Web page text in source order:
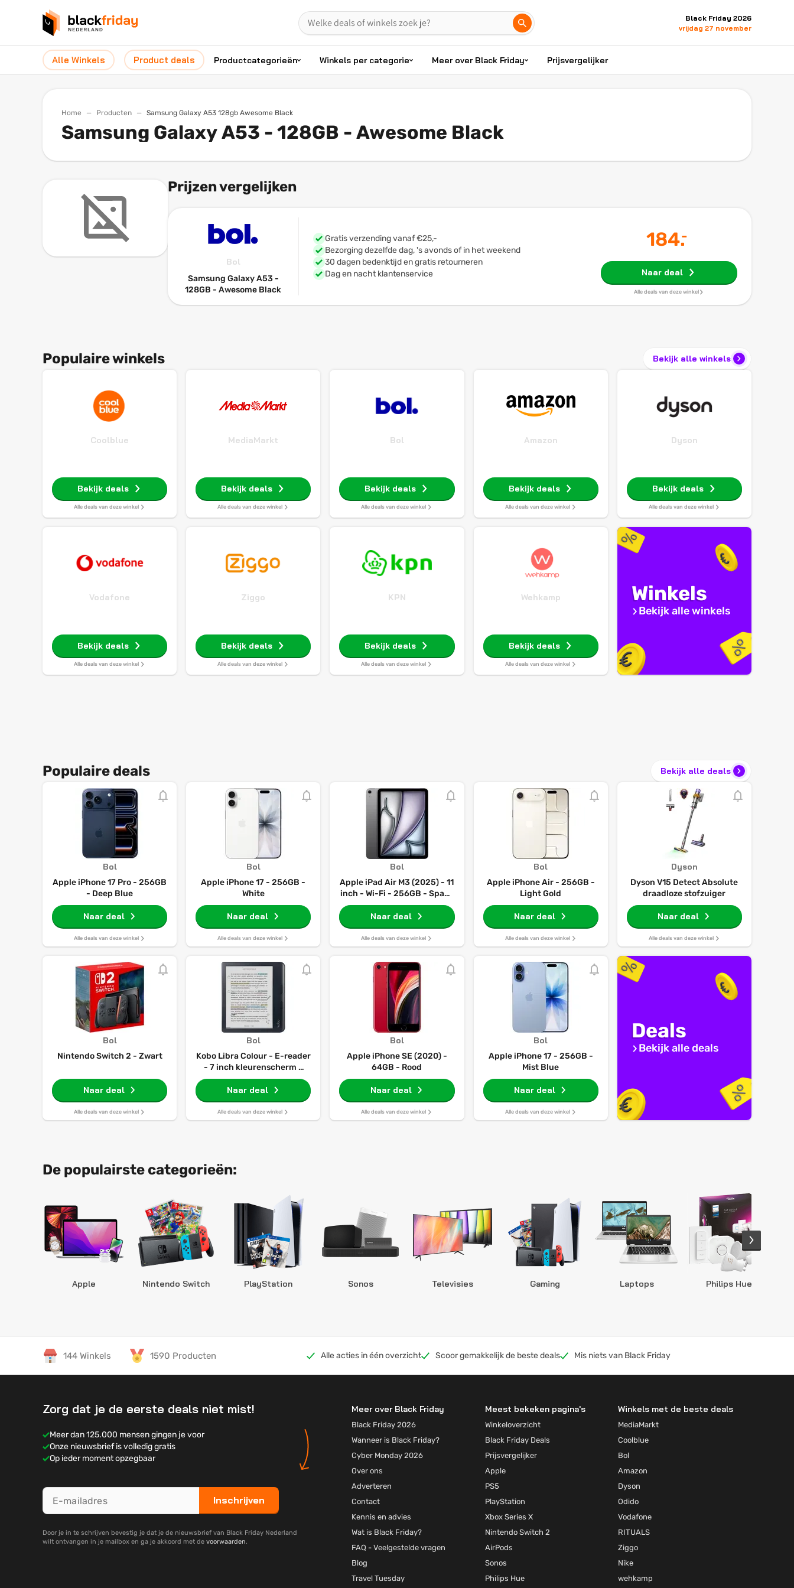
Black Friday 2026
vrijdag 27 november
Alle Winkels Product deals Productcategorieën Winkels per categorie Meer over Black Friday Prijsvergelijker
Home Producten Samsung Galaxy A53 128gb Awesome Black
Samsung Galaxy A53 - 128GB - Awesome Black
Prijzen vergelijken
Bol
Samsung Galaxy A53 -
128GB - Awesome Black
Gratis verzending vanaf €25,-
Bezorging dezelfde dag, 's avonds of in het weekend
30 dagen bedenktijd en gratis retourneren
Dag en nacht klantenservice
184.-
Naar deal
Alle deals van deze winkel
Populaire winkels Bekijk alle winkels
Coolblue
Bekijk deals
Alle deals van deze winkel
MediaMarkt
Bekijk deals
Alle deals van deze winkel
Bol
Bekijk deals
Alle deals van deze winkel
Amazon
Bekijk deals
Alle deals van deze winkel
Dyson
Bekijk deals
Alle deals van deze winkel
Vodafone
Bekijk deals
Alle deals van deze winkel
Ziggo
Bekijk deals
Alle deals van deze winkel
KPN
Bekijk deals
Alle deals van deze winkel
Wehkamp
Bekijk deals
Alle deals van deze winkel
Winkels
Bekijk alle winkels
Populaire deals Bekijk alle deals
Bol
Apple iPhone 17 Pro - 256GB
- Deep Blue
Naar deal
Alle deals van deze winkel
Bol
Apple iPhone 17 - 256GB -
White
Naar deal
Alle deals van deze winkel
Bol
Apple iPad Air M3 (2025) - 11
inch - Wi-Fi - 256GB - Space
Grey - 7e generatie
Naar deal
Alle deals van deze winkel
Bol
Apple iPhone Air - 256GB -
Light Gold
Naar deal
Alle deals van deze winkel
Dyson
Dyson V15 Detect Absolute
draadloze stofzuiger
Naar deal
Alle deals van deze winkel
Bol
Nintendo Switch 2 - Zwart
Naar deal
Alle deals van deze winkel
Bol
Kobo Libra Colour - E-reader
- 7 inch kleurenscherm -
32GB - Luisterboeken -
Zwart
Naar deal
Alle deals van deze winkel
Bol
Apple iPhone SE (2020) -
64GB - Rood
Naar deal
Alle deals van deze winkel
Bol
Apple iPhone 17 - 256GB -
Mist Blue
Naar deal
Alle deals van deze winkel
Deals
Bekijk alle deals
De populairste categorieën:
Apple Nintendo Switch PlayStation Sonos Televisies Gaming Laptops Philips Hue
144 Winkels 1590 Producten Alle acties in één overzicht Scoor gemakkelijk de beste deals Mis niets van Black Friday
Zorg dat je de eerste deals niet mist!
Meer dan 125.000 mensen gingen je voor
Onze nieuwsbrief is volledig gratis
Op ieder moment opzegbaar
Inschrijven
Door je in te schrijven bevestig je dat je de nieuwsbrief van Black Friday Nederland
wilt ontvangen in je mailbox en ga je akkoord met de voorwaarden.
Meer over Black Friday
Black Friday 2026
Wanneer is Black Friday?
Cyber Monday 2026
Over ons
Adverteren
Contact
Kennis en advies
Wat is Black Friday?
FAQ - Veelgestelde vragen
Blog
Travel Tuesday
Meest bekeken pagina's
Winkeloverzicht
Black Friday Deals
Prijsvergelijker
Apple
PS5
PlayStation
Xbox Series X
Nintendo Switch 2
AirPods
Sonos
Philips Hue
Winkels met de beste deals
MediaMarkt
Coolblue
Bol
Amazon
Dyson
Odido
Vodafone
RITUALS
Ziggo
Nike
wehkamp